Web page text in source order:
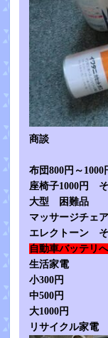
商談
布団800円～
座椅子1000円
大型 困難品
マッサージチ
エレクトーン
自動車バッテリ
生活家電
小300円
中500円
大1000円
リサイクル家電